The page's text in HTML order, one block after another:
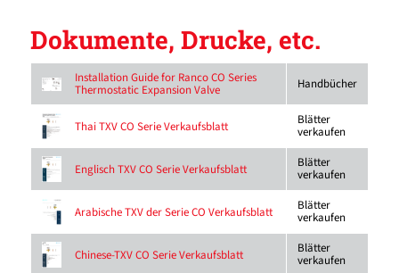
Dokumente, Drucke, etc.
Installation Guide for Ranco CO Series
Thermostatic Expansion Valve Handbücher
Thai TXV CO Serie Verkaufsblatt Blätter
verkaufen
Englisch TXV CO Serie Verkaufsblatt Blätter
verkaufen
Arabische TXV der Serie CO Verkaufsblatt Blätter
verkaufen
Chinese-TXV CO Serie Verkaufsblatt Blätter
verkaufen